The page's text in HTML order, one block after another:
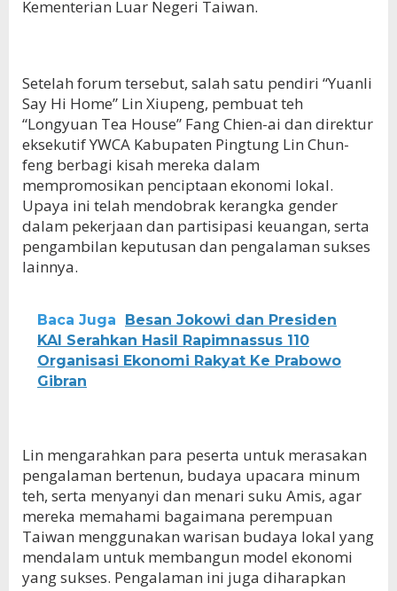
Kementerian Luar Negeri Taiwan.
Setelah forum tersebut, salah satu pendiri “Yuanli
Say Hi Home” Lin Xiupeng, pembuat teh
“Longyuan Tea House” Fang Chien-ai dan direktur
eksekutif YWCA Kabupaten Pingtung Lin Chun-
feng berbagi kisah mereka dalam
mempromosikan penciptaan ekonomi lokal.
Upaya ini telah mendobrak kerangka gender
dalam pekerjaan dan partisipasi keuangan, serta
pengambilan keputusan dan pengalaman sukses
lainnya.
Baca Juga
Besan Jokowi dan Presiden
KAI Serahkan Hasil Rapimnassus 110
Organisasi Ekonomi Rakyat Ke Prabowo
Gibran
Lin mengarahkan para peserta untuk merasakan
pengalaman bertenun, budaya upacara minum
teh, serta menyanyi dan menari suku Amis, agar
mereka memahami bagaimana perempuan
Taiwan menggunakan warisan budaya lokal yang
mendalam untuk membangun model ekonomi
yang sukses. Pengalaman ini juga diharapkan